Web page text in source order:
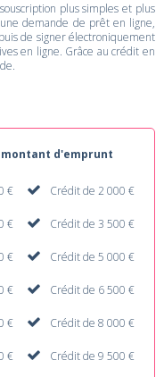
plus simples et plus
demande de prêt en ligne,
de signer électroniquement
en ligne. Grâce au crédit en
d'emprunt
€ Crédit de 2 000 €
€ Crédit de 3 500 €
€ Crédit de 5 000 €
€ Crédit de 6 500 €
€ Crédit de 8 000 €
€ Crédit de 9 500 €